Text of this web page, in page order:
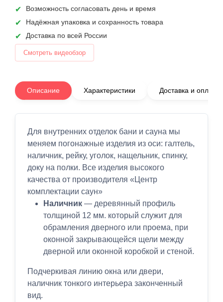
Возможность согласовать день и время
Надёжная упаковка и сохранность товара
Доставка по всей России
Смотреть видеобзор
Описание Характеристики Доставка и оплата
Для внутренних отделок бани и сауна мы
меняем погонажные изделия из оси: галтель,
наличник, рейку, уголок, нащельник, спинку,
доку на полки. Все изделия высокого
качества от производителя «Центр
комплектации саун»
Наличник — деревянный профиль
толщиной 12 мм. который служит для
обрамления дверного или проема, при
оконной закрывающейся щели между
дверной или оконной коробкой и стеной.
Подчеркивая линию окна или двери,
наличник тонкого интерьера законченный
вид.